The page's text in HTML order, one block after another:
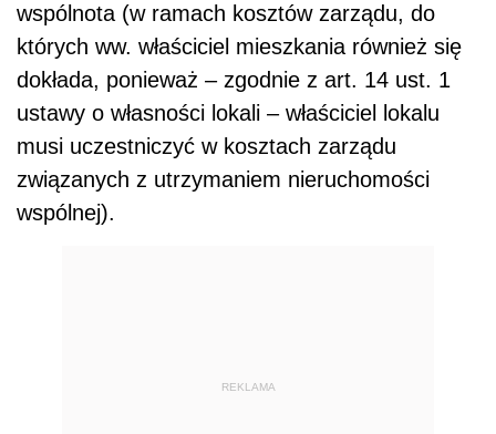
wspólnota (w ramach kosztów zarządu, do
których ww. właściciel mieszkania również się
dokłada, ponieważ – zgodnie z art. 14 ust. 1
ustawy o własności lokali – właściciel lokalu
musi uczestniczyć w kosztach zarządu
związanych z utrzymaniem nieruchomości
wspólnej).
REKLAMA